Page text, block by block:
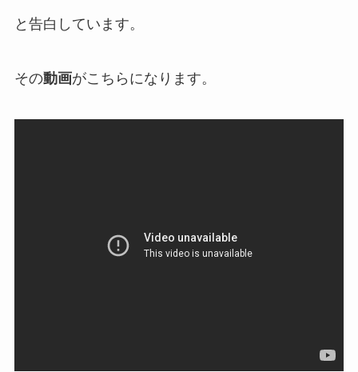
と告白しています。
その動画がこちらになります。